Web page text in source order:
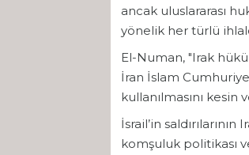
ancak uluslararası
yönelik her türlü
El-Numan, "Irak
İran İslam
kullanılmasını
İsrail’in
komşuluk politikası